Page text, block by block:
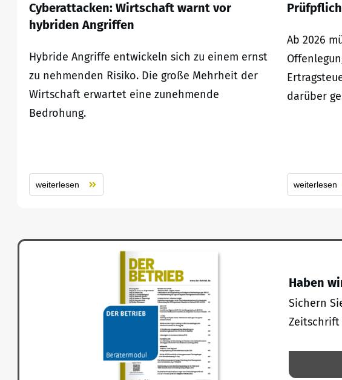
Cyberattacken: Wirtschaft warnt vor
hybriden Angriffen
Hybride Angriffe entwickeln sich zu einem ernst
zu nehmenden Risiko. Die große Mehrheit der
Wirtschaft erwartet eine zunehmende
Bedrohung.
weiterlesen
Ab 2026
darüber
weiterlesen
Haben
Sichern
Zeitschrift